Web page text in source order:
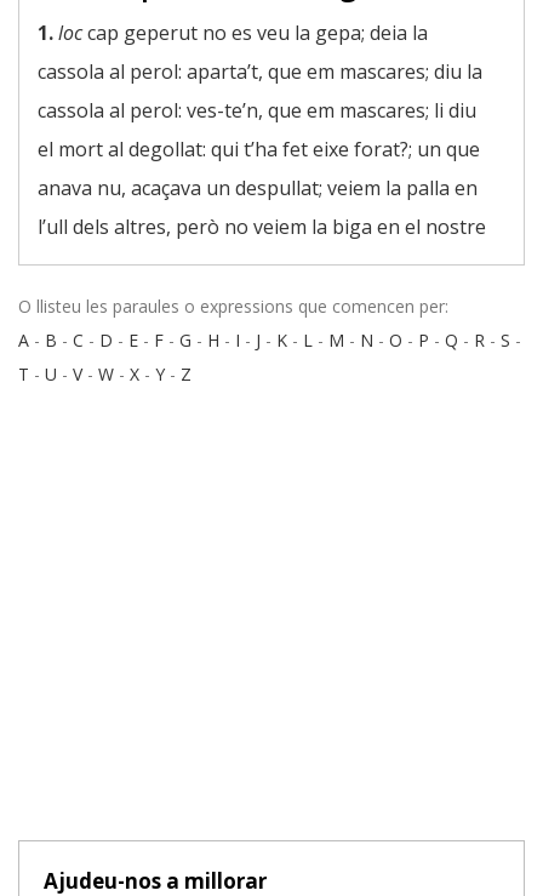
1.loccap geperut no es veu la gepa; deia la
cassola al perol: aparta’t, que em mascares; diu la
cassola al perol: ves-te’n, que em mascares; li diu
el mort al degollat: qui t’ha fet eixe forat?; un que
anava nu, acaçava un despullat; veiem la palla en
l’ull dels altres, però no veiem la biga en el nostre
O llisteu les paraules o expressions que comencen per:
A - B - C - D - E - F - G - H - I - J - K - L - M - N - O - P - Q - R - S -
T - U - V- W - X - Y - Z
Ajudeu-nos a millorar